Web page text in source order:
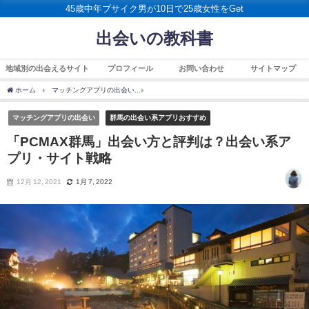
45歳中年ブサイク男が10日で25歳女性をGet
出会いの教科書
地域別の出会えるサイト プロフィール お問い合わせ サイトマップ
ホーム マッチングアプリの出会い
マッチングアプリの出会い 群馬の出会い系アプリおすすめ
「PCMAX群馬」出会い方と評判は？出会い系ア
プリ・サイト戦略
12月 12, 2021 1月 7, 2022